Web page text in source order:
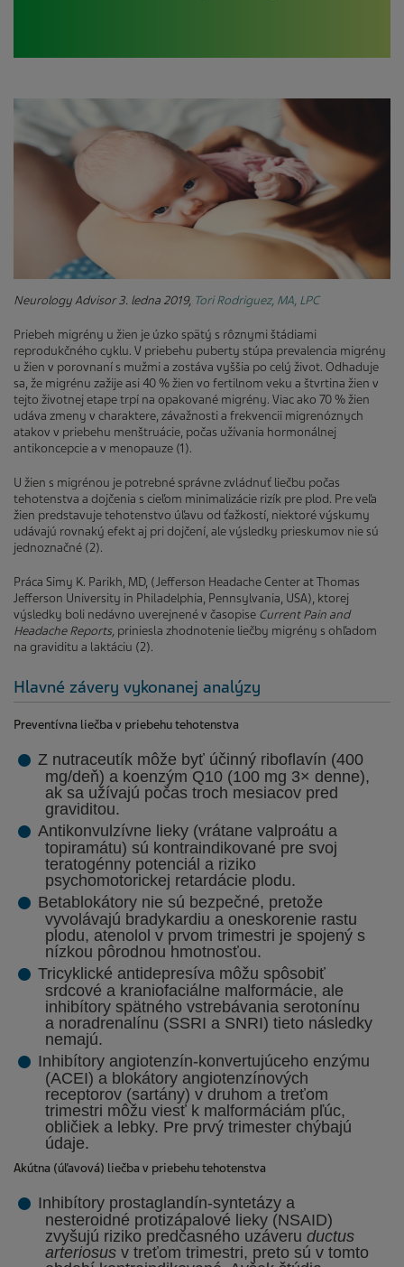
Neurology Advisor 3. ledna 2019, Tori Rodriguez, MA, LPC
Priebeh migrény u žien je úzko spätý s rôznymi štádiami
reprodukčného cyklu. V priebehu puberty stúpa prevalencia migrény
u žien v porovnaní s mužmi a zostáva vyššia po celý život. Odhaduje
sa, že migrénu zažije asi 40 % žien vo fertilnom veku a štvrtina žien v
tejto životnej etape trpí na opakované migrény. Viac ako 70 % žien
udáva zmeny v charaktere, závažnosti a frekvencii migrenóznych
atakov v priebehu menštruácie, počas užívania hormonálnej
antikoncepcie a v menopauze (1).
U žien s migrénou je potrebné správne zvládnuť liečbu počas
tehotenstva a dojčenia s cieľom minimalizácie rizík pre plod. Pre veľa
žien predstavuje tehotenstvo úľavu od ťažkostí, niektoré výskumy
udávajú rovnaký efekt aj pri dojčení, ale výsledky prieskumov nie sú
jednoznačné (2).
Práca Simy K. Parikh, MD, (Jefferson Headache Center at Thomas
Jefferson University in Philadelphia, Pennsylvania, USA), ktorej
výsledky boli nedávno uverejnené v časopise Current Pain and
Headache Reports, priniesla zhodnotenie liečby migrény s ohľadom
na graviditu a laktáciu (2).
Hlavné závery vykonanej analýzy
Preventívna liečba v priebehu tehotenstva
Z nutraceutík môže byť účinný riboflavín (400
mg/deň) a koenzým Q10 (100 mg 3× denne),
ak sa užívajú počas troch mesiacov pred
graviditou.
Antikonvulzívne lieky (vrátane valproátu a
topiramátu) sú kontraindikované pre svoj
teratogénny potenciál a riziko
psychomotorickej retardácie plodu.
Betablokátory nie sú bezpečné, pretože
vyvolávajú bradykardiu a oneskorenie rastu
plodu, atenolol v prvom trimestri je spojený s
nízkou pôrodnou hmotnosťou.
Tricyklické antidepresíva môžu spôsobiť
srdcové a kraniofaciálne malformácie, ale
inhibítory spätného vstrebávania serotonínu
a noradrenalínu (SSRI a SNRI) tieto následky
nemajú.
Inhibítory angiotenzín-konvertujúceho enzýmu
(ACEI) a blokátory angiotenzínových
receptorov (sartány) v druhom a treťom
trimestri môžu viesť k malformáciám pľúc,
obličiek a lebky. Pre prvý trimester chýbajú
údaje.
Akútna (úľavová) liečba v priebehu tehotenstva
Inhibítory prostaglandín-syntetázy a
nesteroidné protizápalové lieky (NSAID)
zvyšujú riziko predčasného uzáveru ductus
arteriosus v treťom trimestri, preto sú v tomto